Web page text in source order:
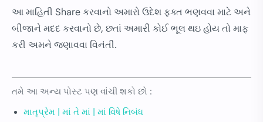
આ માહિતી Share કરવાનો અમારો ઉદેશ ફક્ત ભણવવા માટે અને
બીજાને મદદ કરવાનો છે, છતાં અમારી કોઈ ભૂલ થઇ હોય તો માફ
કરી અમને જણાવવા વિનંતી.
તમે આ અન્ય પોસ્ટ પણ વાંચી શકો છો :
માતૃપ્રેમ | માં તે માં | માં વિષે નિબંધ